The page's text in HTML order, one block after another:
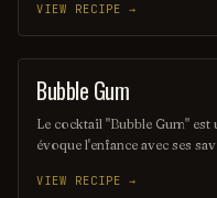
chaleureuse et
mélange simple mais
amis ou un moment de
VIEW RECIPE →
SHOT
Bubble Gum
Le cocktail "Bubble Gum"
évoque l'enfance avec ses
une expérience
VIEW RECIPE →